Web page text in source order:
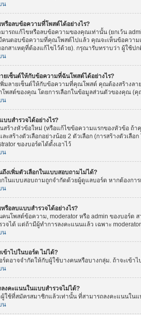
น
รือลบข้อความที่โพสต์ได้อย่างไร?
ารถแก้ไขหรือลบข้อความของคุณเท่านั้น (ยกเว้น
คนตอบข้อความที่คุณโพสต์ไปแล้ว คุณจะเห็นข้อความเ
อกสาเหตุที่ต้องแก้ไขไว้ด้วย). กรุณารับทราบว่า ผู้ใช้
น
ยเซ็นต์ให้กับข้อความที่ฉันโพสต์ได้อย่างไร?
พิ่มลายเซ็นต์ให้กับข้อความที่คุณโพสต์ คุณต้องสร้างลา
โพสต์ของคุณ โดยการเลือกในข้อมูลส่วนตัวของคุณ (คุ
น
บบสำรวจได้อย่างไร?
สร้างหัวข้อใหม่ (หรือแก้ไขข้อความแรกของหัวข้อ ถ้
ละสร้างตัวเลือกอย่างน้อย 2 ตัวเลือก (การสร้างตัวเ
ของบอร์ดได้ตั้งเอาไว้
น
งเพิ่มตัวเลือกในแบบสอบถามไม่ได้?
กในแบบสอบถามถูกจำกัดด้วยผู้ดูแลบอร์ด หากต้องกา
น
รือลบแบบสำรวจได้อย่างไร?
นโพสต์ข้อความ, moderator หรือ admin ของบอร์ด
วจได้ แต่ถ้ามีผู้ทำการลงคะแนนแล้ว เฉพาะ
น
ข้าไปในบอร์ด ไม่ได้?
ดอาจจำกัดให้กับผู้ใช้บางคนหรือบางกลุ่ม. ถ้าจะเข้า
น
งคะแนนในแบบสำรวจไม่ได้?
ผู้ใช้ที่สมัครสมาชิกแล้วเท่านั้น ที่สามารถลงคะแนนใน
น